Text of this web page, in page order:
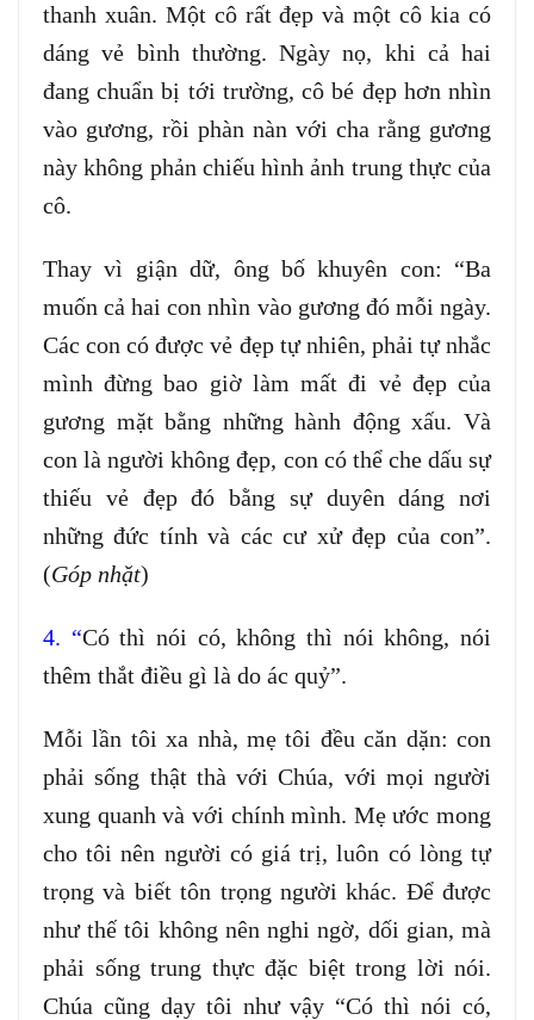
thanh xuân. Một cô rất đẹp và một cô kia có
dáng vẻ bình thường. Ngày nọ, khi cả hai
đang chuẩn bị tới trường, cô bé đẹp hơn nhìn
vào gương, rồi phàn nàn với cha rằng gương
này không phản chiếu hình ảnh trung thực của
cô.
Thay vì giận dữ, ông bố khuyên con: “Ba
muốn cả hai con nhìn vào gương đó mỗi ngày.
Các con có được vẻ đẹp tự nhiên, phải tự nhắc
mình đừng bao giờ làm mất đi vẻ đẹp của
gương mặt bằng những hành động xấu. Và
con là người không đẹp, con có thể che dấu sự
thiếu vẻ đẹp đó bằng sự duyên dáng nơi
những đức tính và các cư xử đẹp của con”.
(Góp nhặt)
4. “Có thì nói có, không thì nói không, nói
thêm thắt điều gì là do ác quỷ”.
Mỗi lần tôi xa nhà, mẹ tôi đều căn dặn: con
phải sống thật thà với Chúa, với mọi người
xung quanh và với chính mình. Mẹ ước mong
cho tôi nên người có giá trị, luôn có lòng tự
trọng và biết tôn trọng người khác. Để được
như thế tôi không nên nghi ngờ, dối gian, mà
phải sống trung thực đặc biệt trong lời nói.
Chúa cũng dạy tôi như vậy “Có thì nói có,